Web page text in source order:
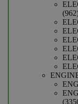
962